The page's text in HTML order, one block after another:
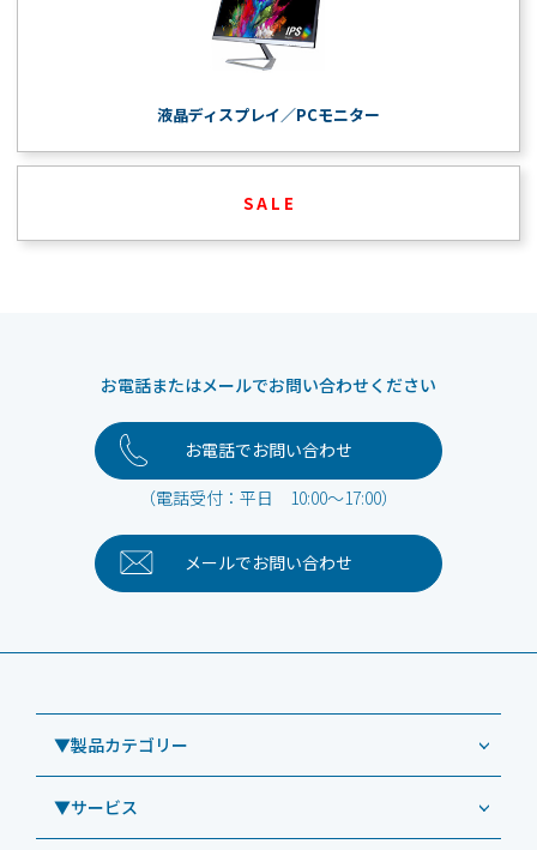
液晶ディスプレイ／PCモニター
S A L E
お電話またはメールでお問い合わせください
お電話でお問い合わせ
（電話受付：平日 10:00～17:00）
メールでお問い合わせ
▼製品カテゴリー
業務用タブレット
▼サービス